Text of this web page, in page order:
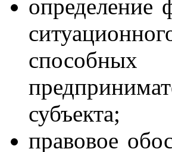
определение
субъекта;
правовое